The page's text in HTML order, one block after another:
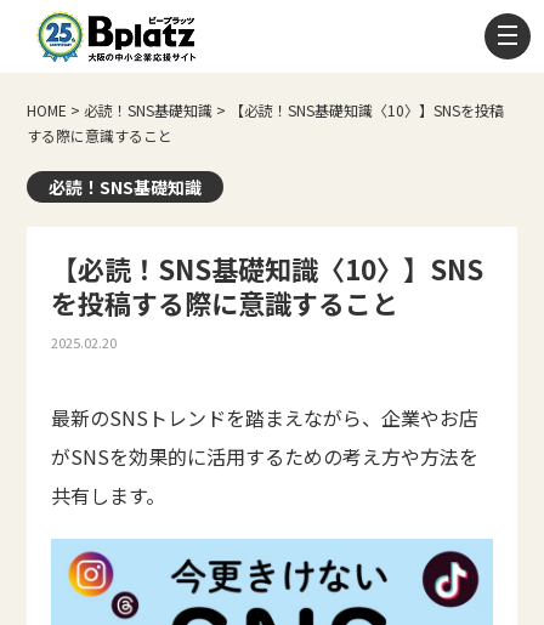
HOME > 必読！SNS基礎知識 >
【必読！SNS基礎知識〈10〉】SNSを投稿
する際に意識すること
必読！SNS基礎知識
【必読！SNS基礎知識〈10〉】SNS
を投稿する際に意識すること
2025.02.20
最新のSNSトレンドを踏まえながら、企業やお店
がSNSを効果的に活用するための考え方や方法を
共有します。